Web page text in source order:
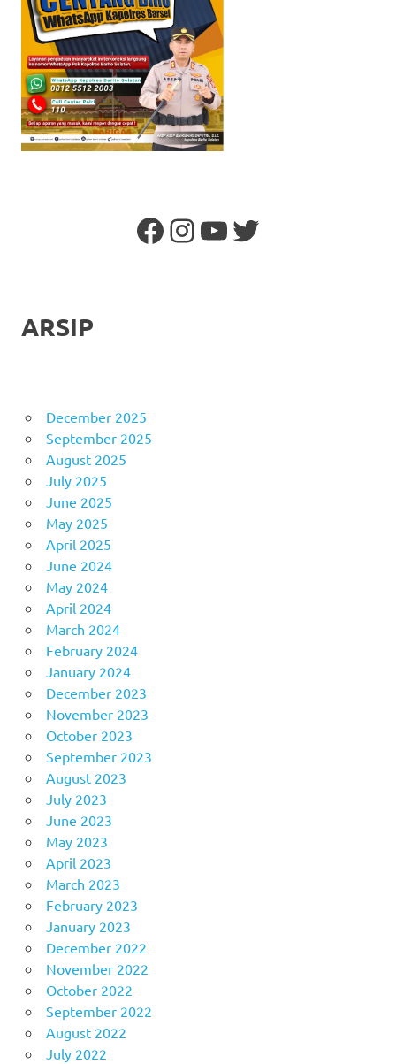
Facebook
Instagram
YouTube
Twitter
ARSIP
December 2025
September 2025
August 2025
July 2025
June 2025
May 2025
April 2025
June 2024
May 2024
April 2024
March 2024
February 2024
January 2024
December 2023
November 2023
October 2023
September 2023
August 2023
July 2023
June 2023
May 2023
April 2023
March 2023
February 2023
January 2023
December 2022
November 2022
October 2022
September 2022
August 2022
July 2022